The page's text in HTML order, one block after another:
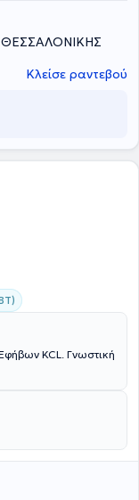
ΘΕΣΣΑΛΟΝΙΚΗΣ
Κλείσε ραντεβού